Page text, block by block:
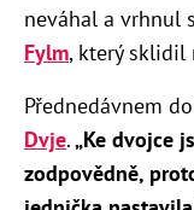
neváhal a vrhnul
Fylm, který sklidil
Přednedávnem
Dvje.„Ke dvojce
zodpovědně,